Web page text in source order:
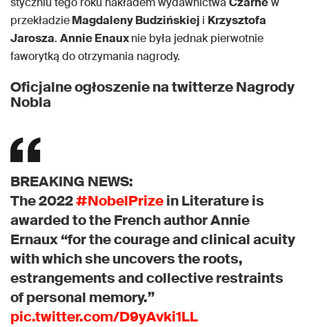
przekładzieMagdaleny Budzińskiej i Krzysztofa
Jarosza. Annie Enauxnie była jednak pierwotnie
faworytką do otrzymania nagrody.
Oficjalne ogłoszenie na twitterze Nagrody
Nobla
BREAKING NEWS:
The 2022#NobelPrizein Literature is
awarded to the French author Annie
Ernaux “for the courage and clinical acuity
with which she uncovers the roots,
estrangements and collective restraints
of personal memory.”
pic.twitter.com/D9yAvki1LL